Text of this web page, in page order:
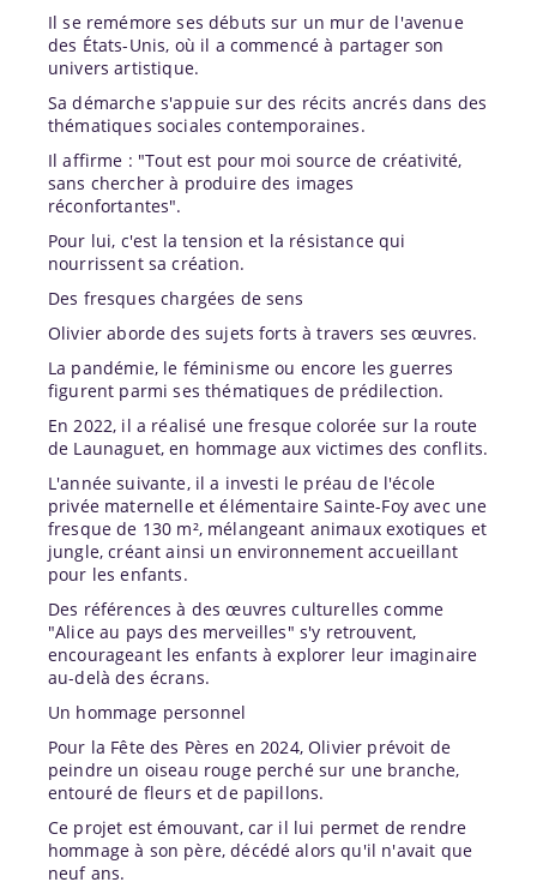
Il se remémore ses débuts sur un mur de l'avenue
des États-Unis, où il a commencé à partager son
univers artistique.
Sa démarche s'appuie sur des récits ancrés dans des
thématiques sociales contemporaines.
Il affirme : "Tout est pour moi source de créativité,
sans chercher à produire des images
réconfortantes".
Pour lui, c'est la tension et la résistance qui
nourrissent sa création.
Des fresques chargées de sens
Olivier aborde des sujets forts à travers ses œuvres.
La pandémie, le féminisme ou encore les guerres
figurent parmi ses thématiques de prédilection.
En 2022, il a réalisé une fresque colorée sur la route
de Launaguet, en hommage aux victimes des conflits.
L'année suivante, il a investi le préau de l'école
privée maternelle et élémentaire Sainte-Foy avec une
fresque de 130 m², mélangeant animaux exotiques et
jungle, créant ainsi un environnement accueillant
pour les enfants.
Des références à des œuvres culturelles comme
"Alice au pays des merveilles" s'y retrouvent,
encourageant les enfants à explorer leur imaginaire
au-delà des écrans.
Un hommage personnel
Pour la Fête des Pères en 2024, Olivier prévoit de
peindre un oiseau rouge perché sur une branche,
entouré de fleurs et de papillons.
Ce projet est émouvant, car il lui permet de rendre
hommage à son père, décédé alors qu'il n'avait que
neuf ans.